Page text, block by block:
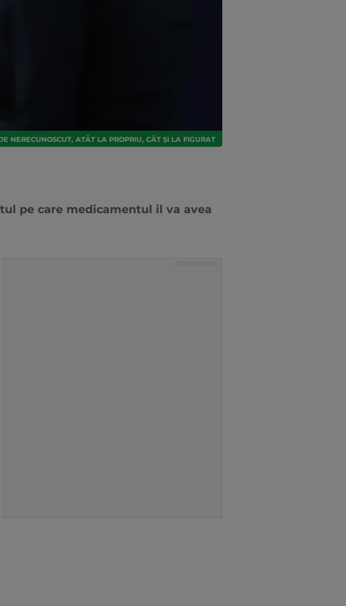
NERECUNOSCUT, ATÂT LA PROPRIU, CÂT ȘI LA FIGURAT
pe care medicamentul il va avea